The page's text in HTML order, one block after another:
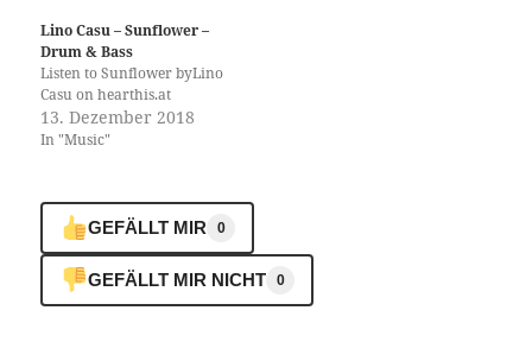
Lino Casu – Sunflower –
Drum & Bass
Listen to Sunflower byLino
Casu on hearthis.at
13. Dezember 2018
In "Music"
GEFÄLLT MIR 0
GEFÄLLT MIR NICHT 0